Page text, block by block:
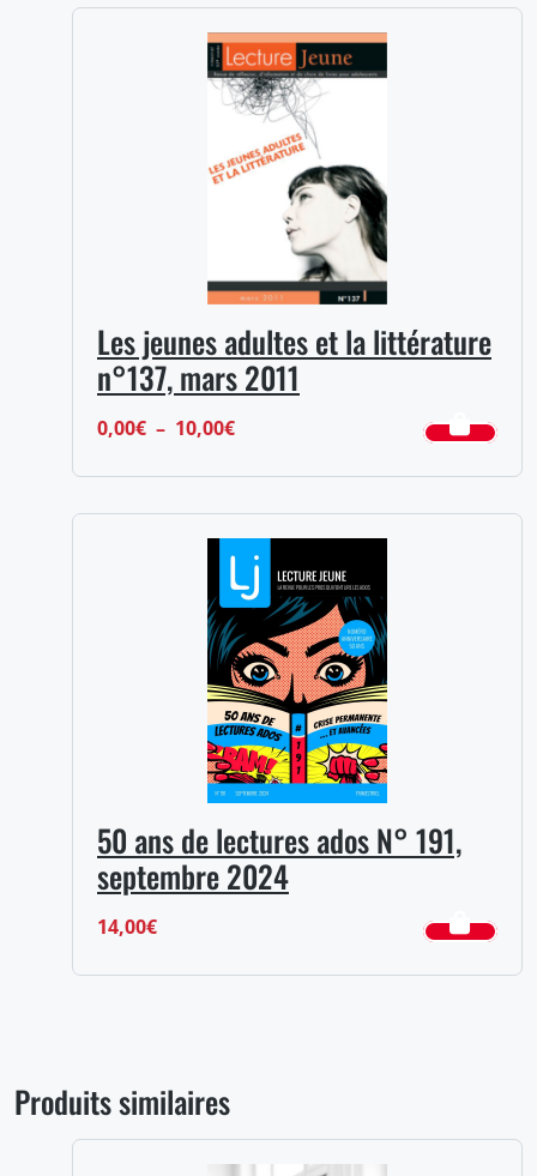
Les jeunes adultes et la littérature
n°137, mars 2011
0,00€ – 10,00€Plage
0,00€
à
10,00€
50 ans de lectures ados N° 191,
septembre 2024
14,00€
Produits similaires